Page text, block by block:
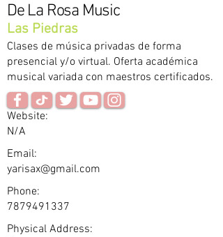
De La Rosa Music
Las Piedras
Clases de música privadas de forma
presencial y/o virtual. Oferta académica
musical variada con maestros certificados.
Website:
N/A
Email:
yarisax@gmail.com
Phone:
7879491337
Physical Address: